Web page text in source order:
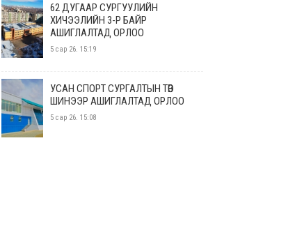
62 ДУГААР СУРГУУЛИЙН
ХИЧЭЭЛИЙН 3-Р БАЙР
АШИГЛАЛТАД ОРЛОО
5 сар 26. 15:19
УСАН СПОРТ СУРГАЛТЫН ТӨВ
ШИНЭЭР АШИГЛАЛТАД ОРЛОО
5 сар 26. 15:08